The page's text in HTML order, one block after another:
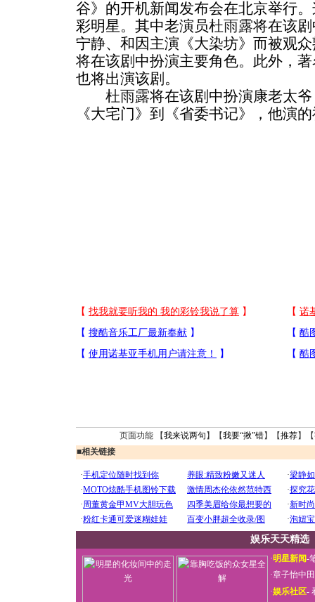
谷》的开机新闻发布会在北京举行
彩明星。其中老演员杜雨露将在该
宁静、和因主演《大染坊》而被观
将在该剧中扮演主要角色。此外，
也将出演该剧。
杜雨露将在该剧中扮演康老太
《大宅门》到《省委书记》，他演
页面功能 【我来说两句 】【我要“揪”错】【推荐】
■相关链接
娱乐天天精选
·明星新闻-
·章子怡中
·娱乐社区-